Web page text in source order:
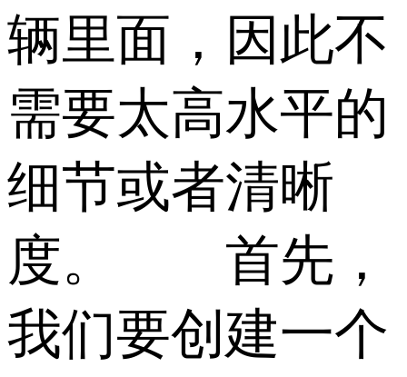
辆里面，因此不
需要太高水平的
细节或者清晰
度。 首先，
我们要创建一个